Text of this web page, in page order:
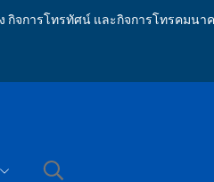
กิจการโทรทัศน์ และกิจการโทรคมนา